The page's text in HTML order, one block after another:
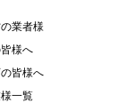
業者様
様へ
皆様へ
一覧